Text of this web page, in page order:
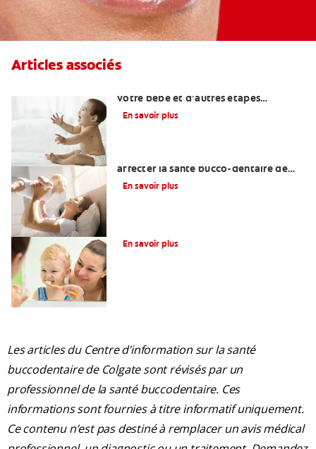
Articles associés
votre bébé et d’autres étapes
importantes?
En savoir plus
affecter la santé bucco-dentaire de
votre bébé?
En savoir plus
En savoir plus
Les articles du Centre d’information sur la santé
buccodentaire de Colgate sont révisés par un
professionnel de la santé buccodentaire. Ces
informations sont fournies à titre informatif uniquement.
Ce contenu n’est pas destiné à remplacer un avis médical